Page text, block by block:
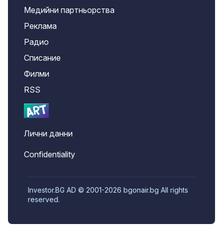
Медийни партньорства
Реклама
Радио
Списание
Филми
RSS
Лични данни
Confidentiality
Investor.BG AD © 2001-2026 bgonair.bg All rights
reserved.